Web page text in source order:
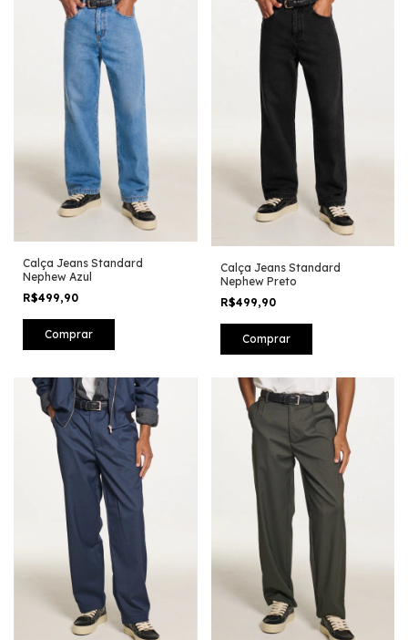
Calça Jeans Standard
Nephew Azul
R$499,90
Comprar
Calça Jeans Standard
Nephew Preto
R$499,90
Comprar